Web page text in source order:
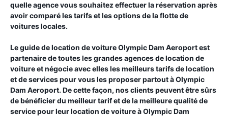
quelle agence vous souhaitez effectuer la réservation après
avoir comparé les tarifs et les options de la flotte de
voitures locales.
Le guide de location de voitureOlympic Dam Aeroportest
partenaire de toutes les grandes agences de location de
voiture et négocie avec elles les meilleurs tarifs de location
et de services pour vous les proposer partout àOlympic
Dam Aeroport. De cette façon, nos clients peuvent être sûrs
de bénéficier du meilleur tarif et de la meilleure qualité de
service pour leur location de voiture àOlympic Dam